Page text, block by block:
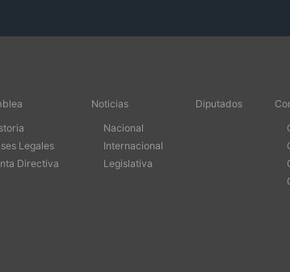
Legales
Directiva
Noticias
Nacional
Internacional
Legislativa
Diputados